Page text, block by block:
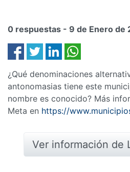
0 respuestas - 9 de Enero de
¿Qué denominaciones
antonomasias tiene este
nombre es conocido? Más
Meta en https://
Ver información de